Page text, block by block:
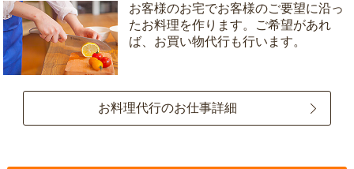
お客様のお宅でお客様のご要望に沿っ
たお料理を作ります。ご希望があれ
ば、お買い物代行も行います。
お料理代行のお仕事詳細